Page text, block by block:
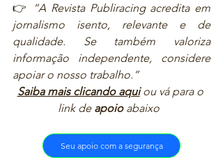
👉
“A Revista Publiracing acredita em
jornalismo isento, relevante e de
qualidade. Se também valoriza
informação independente, considere
apoiar o nosso trabalho.”
Saiba mais clicando aqui ou vá para o
link de apoio abaixo
Seu apoio com a segurança